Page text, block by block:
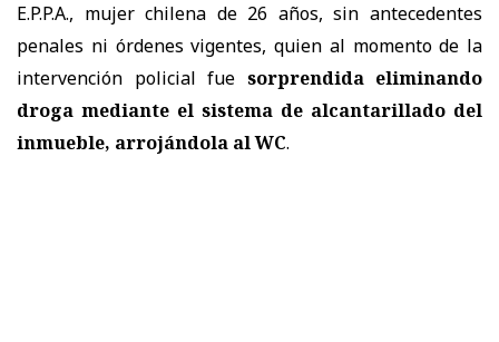
E.P.P.A., mujer chilena de 26 años, sin antecedentes
penales ni órdenes vigentes, quien al momento de la
intervención policial fue sorprendida eliminando
droga mediante el sistema de alcantarillado del
inmueble, arrojándola al WC.